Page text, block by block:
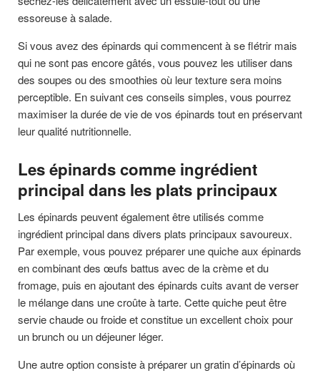
essoreuse à salade.
Si vous avez des épinards qui commencent à se flétrir mais
qui ne sont pas encore gâtés, vous pouvez les utiliser dans
des soupes ou des smoothies où leur texture sera moins
perceptible. En suivant ces conseils simples, vous pourrez
maximiser la durée de vie de vos épinards tout en préservant
leur qualité nutritionnelle.
Les épinards comme ingrédient
principal dans les plats principaux
Les épinards peuvent également être utilisés comme
ingrédient principal dans divers plats principaux savoureux.
Par exemple, vous pouvez préparer une quiche aux épinards
en combinant des œufs battus avec de la crème et du
fromage, puis en ajoutant des épinards cuits avant de verser
le mélange dans une croûte à tarte. Cette quiche peut être
servie chaude ou froide et constitue un excellent choix pour
un brunch ou un déjeuner léger.
Une autre option consiste à préparer un gratin d’épinards où